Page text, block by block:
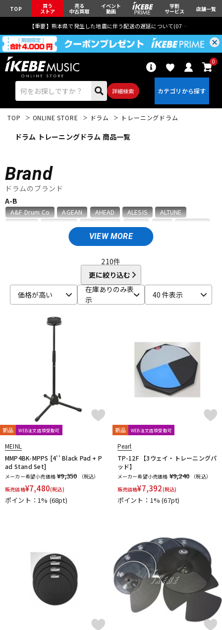
TOP 買う
ストア
売る
中古買取
イベント
動画
学割
サービス 店舗一覧
【重要】熊本県で発生した地震に伴う配送の遅延について(07月29日
詳細検索
0
エレキギター
ベース ウクレレ
パーカッション
管楽器
アンプ エフェクター
DTM
DTM オンライン納品 レコーディング機器
配信/ライブ機器 楽器アクセサリ
ヴィンテージ
TOP ONLINE STORE ドラム トレーニングドラム
ドラム トレーニングドラム 商品一覧
Brand
ドラムのブランド
VIEW MORE
A-B
A&F Drum Co AGEAN AHEAD ALESIS
ALTUNE
basiner BASS DRUM O's
Beato
BIG FAT SNARE DRUM
BONNEY DRUM JAPAN
Brush Fire
CANOPUS COO design Craig Lauritsen
Craviotto
CYMBAG
CYMPAD Daiking Corporation
DANMAR
Drum Dial
ELLIS ISLAND emjmod
EVANS
Evetts Drum Company
Funch Cymbals
GOSTRAY
GRETSCH
GrooveTech Tools
GRUV-X
HARD CASE HUDSON MUSIC
Inami Custom Drums
Innovative Percussion
Istanbul／Mehmet
JOE MONTINERI
JOHNNY RABB DRUMSTICKS K.M.K
Kentville Drums
KEPLINGER DRUMS
kitano
KORG KUPPMEN
L-N
LERNI LOS CABOS Ludwig MAPEX
Masterwork
Nord（CLAVIA）
OFFWORLD Percussion ONETONE
Overtone Labs
PACKEN Pad Corporation
PAiSTe
pdp by DW
PLAYWOOD PORK PIE
PREMiER
Pro Logix
Pro-mark
Protection Racket
210件
更に絞り込む
価格が高い
在庫ありのみ表
示
40 件表示
新品 WEB注文店頭受取可
MEINL
MMP4BK-MPPS [4'' Black Pad + P
ad Stand Set]
メーカー希望小売価格 ¥9,350
（税込）
販売価格¥7,480(税込)
ポイント：1% (68pt)
新品 WEB注文店頭受取可
Pearl
TP-12F 【3ウェイ・トレーニングパ
ッド】
メーカー希望小売価格 ¥9,240
（税込）
販売価格¥7,392(税込)
ポイント：1%(67pt)